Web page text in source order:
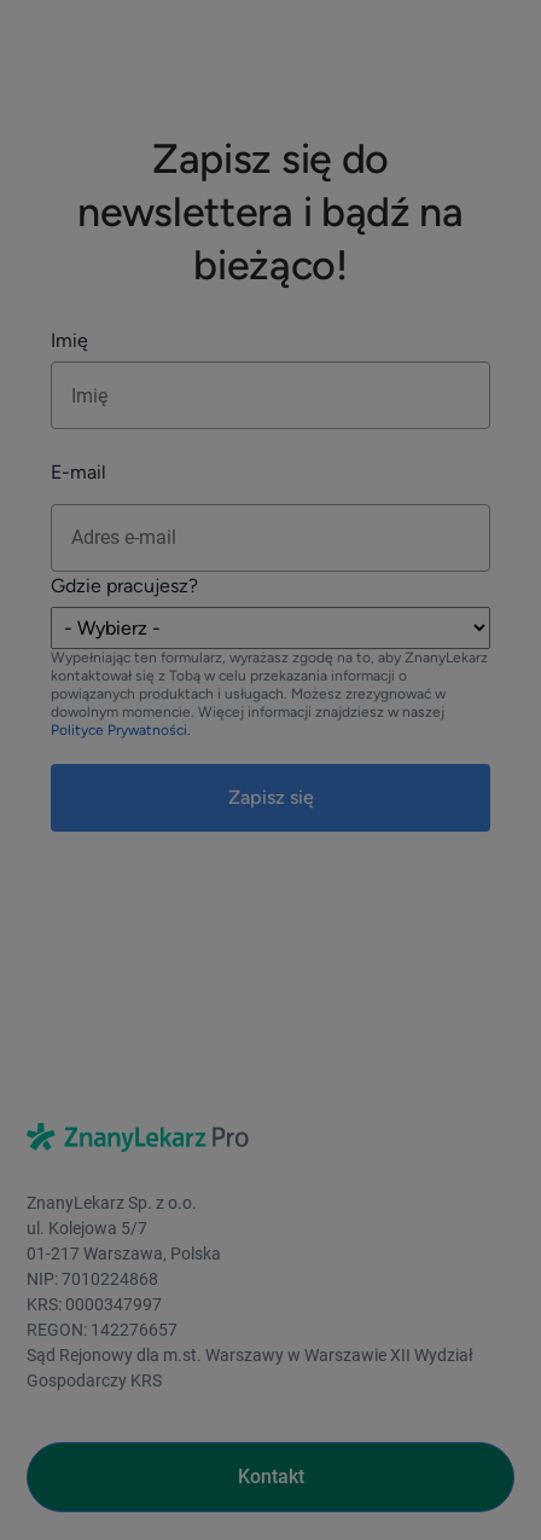
Zapisz się do
newslettera i bądź na
bieżąco!
Imię
E-mail
Gdzie pracujesz?
Wypełniając ten formularz, wyrażasz zgodę na to, aby ZnanyLekarz
kontaktował się z Tobą w celu przekazania informacji o
powiązanych produktach i usługach. Możesz zrezygnować w
dowolnym momencie. Więcej informacji znajdziesz w naszej
Polityce Prywatności.
ZnanyLekarz Sp. z o.o.
ul. Kolejowa 5/7
01-217 Warszawa, Polska
NIP: 7010224868
KRS: 0000347997
REGON: 142276657
Sąd Rejonowy dla m.st. Warszawy w Warszawie XII Wydział
Gospodarczy KRS
Kontakt